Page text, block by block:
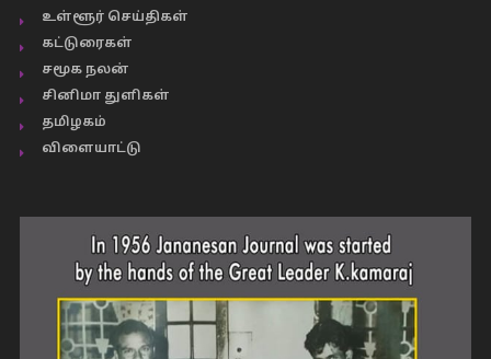
உள்ளூர் செய்திகள்
கட்டுரைகள்
சமூக நலன்
சினிமா துளிகள்
தமிழகம்
விளையாட்டு